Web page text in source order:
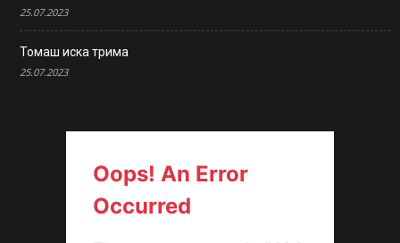
25.07.2023
Томаш иска трима
25.07.2023